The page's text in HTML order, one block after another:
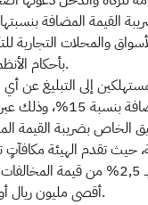
والمحلات التجارية
بأحكام الأنظمة الضريبية في المملكة.
إلى التبليغ عن
القيمة المضافة
حيث تقدم الهيئة
المخالفات الضريبية بـ 2,5% من
أقصى مليون ريال أو 1000 ريال كحد أدنى.